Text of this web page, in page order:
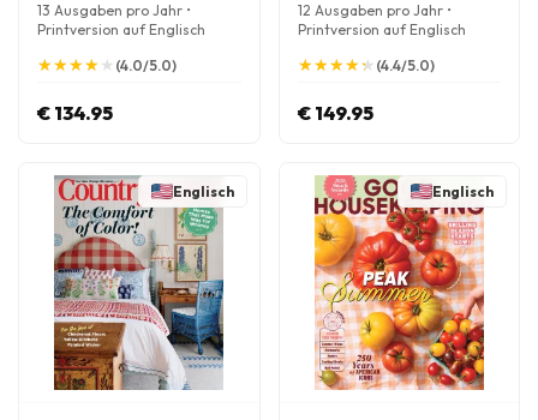
13 Ausgaben pro Jahr •
Printversion auf Englisch
★
★★
★★
★★
★★
★ (4.0/5.0)
€ 134.95
12 Ausgaben pro Jahr •
Printversion auf Englisch
★
★★
★★
★★
★★
★ (4.4/5.0)
€ 149.95
Englisch Englisch